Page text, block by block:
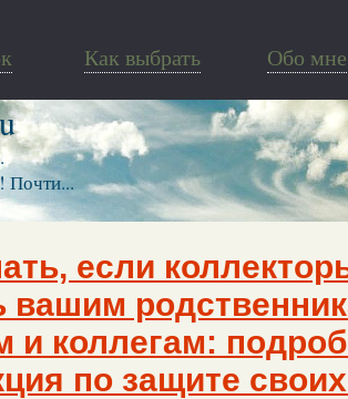
Как выбрать Обо мне
Почти...
если
вашим
и коллегам:
по защите